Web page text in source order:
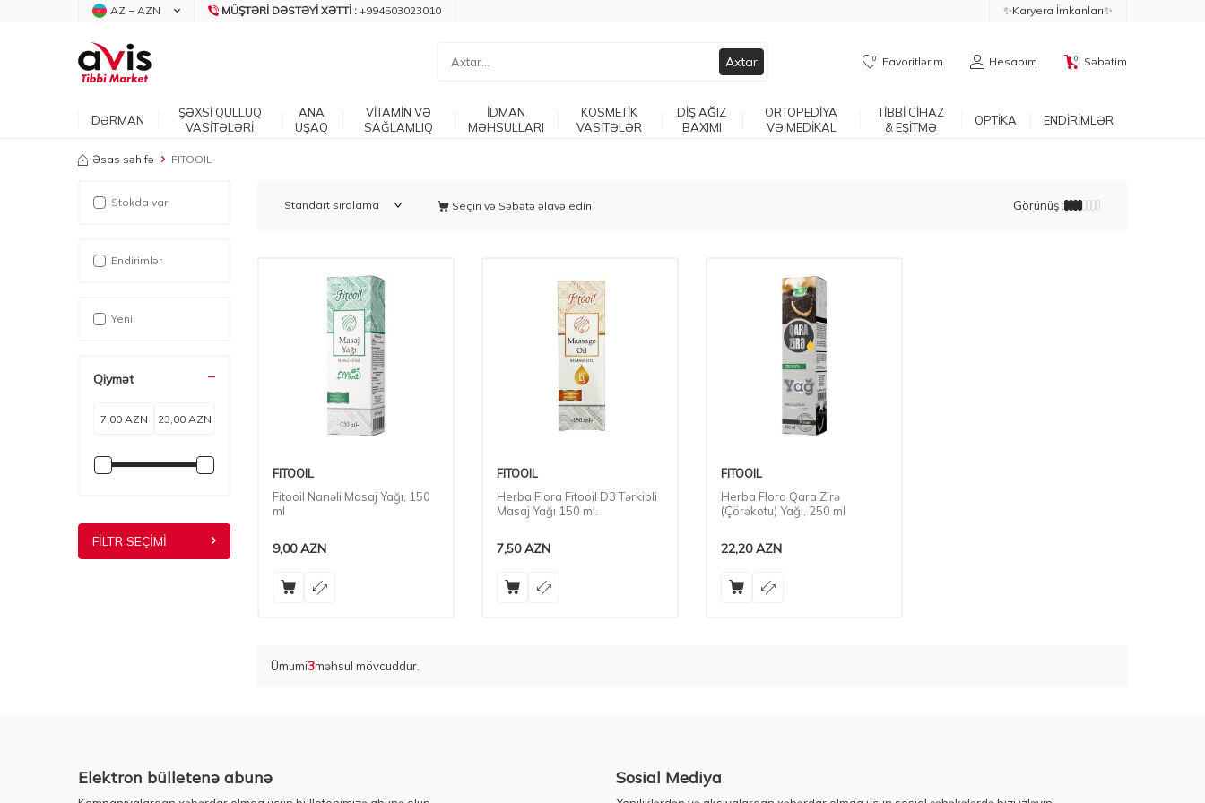
AZ − AZN MÜŞTƏRI DƏSTƏYI XƏTTI : +994503023010 ✨Karyera İmkanları✨
Axtar 0 Favoritlərim Hesabım 0 Səbətim
DƏRMAN
ŞƏXSİ QULLUQ
VASİTƏLƏRİ
ANA
UŞAQ
VİTAMİN VƏ
SAĞLAMLIQ
İDMAN
MƏHSULLARI
KOSMETİK
VASİTƏLƏR
DİŞ AĞIZ
BAXIMI
ORTOPEDİYA
VƏ MEDİKAL
TİBBİ CİHAZ
& EŞİTMƏ
OPTİKA ENDİRİMLƏR
Əsas səhifə FITOOIL
Stokda var
Endirimlər
Yeni
Qiymət
FILTR SEÇIMI
Seçin və Səbətə əlavə edin Görünüş :
FITOOIL
Fitooil Nanəli Masaj Yağı, 150
ml
9,00AZN
FITOOIL
Herba Flora Fitooil D3 Tərkibli
Masaj Yağı 150 ml.
7,50AZN
FITOOIL
Herba Flora Qara Zirə
(Çörəkotu) Yağı, 250 ml
22,20AZN
Ümumi3məhsul mövcuddur.
Elektron bülletenə abunə Sosial Mediya